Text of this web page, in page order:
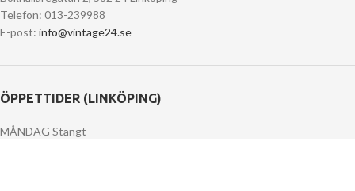
Telefon: 013-239988
E-post: info@vintage24.se
ÖPPETTIDER (LINKÖPING)
MÅNDAG Stängt